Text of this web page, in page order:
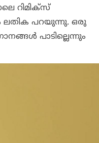
റിമിക്‌സ്
ലതിക പറയുന്നു. ഒരു
പാടില്ലെന്നും